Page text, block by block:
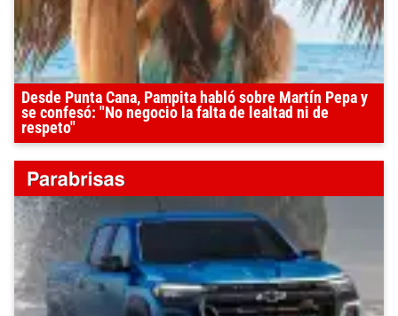
Desde Punta Cana, Pampita habló sobre Martín Pepa y
se confesó: "No negocio la falta de lealtad ni de
respeto"